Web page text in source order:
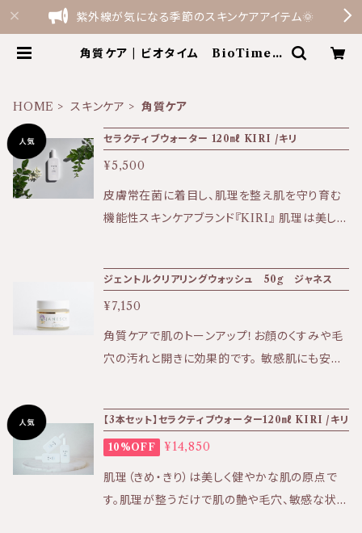
紫外線が気になる季節のスキンケアアイテム🌞
角質ケア | ビオタイム BioTime t
HOME スキンケア 角質ケア
セラクティブウォーター 120㎖ KIRI /キリ
¥5,500
皮膚常在菌に着目し、肌理を整え肌を守り育む
機能性スキンケアブランド『KIRI』 肌理は美しく
み） セラクティブウォーター1本〜3本でご注文
の場合はポスト投函でのお届けです。 日時指定
をご希望の場合は宅配となるため別途追加で送
料を頂戴しております。 商品購入時にオプション
まで4日〜1週間を要します。 KIRI公式ホームペ
ージはこちら⇩ https://kiri-skin-japan.jp/
ジェントルクリアリングウォッシュ 50g ジャネス
¥7,150
角質ケアで肌のトーンアップ！お顔のくすみや毛
穴の汚れと開きに効果的です。 敏感肌にも安心
穴の汚れが気にならなくなります。 ※個人差は
あります。 週に2〜4回程度を目安にお手入れし
てください。 ザラつき・ニキビ・くすみが気になる
方へ お肌のトーンアップ、柔らかさを感じて頂け
【3本セット】セラクティブウォーター120㎖ KIRI /キリ
10%OFF ¥14,850
肌理（きめ・きり）は美しく健やかな肌の原点で
す。肌理が整うだけで肌の艶や毛穴、敏感な状態